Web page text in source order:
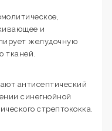
и
желудочную
тканей.
антисептический
синегнойной
стрептококка.